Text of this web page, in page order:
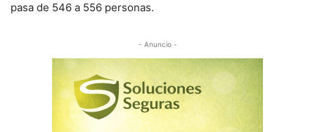
pasa de 546 a 556 personas.
- Anuncio -